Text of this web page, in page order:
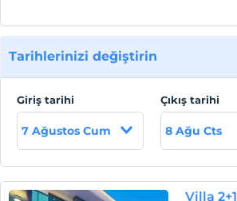
Tarihlerinizi değiştirin
Giriş tarihi
7 Ağustos Cum
Çıkış tarihi
8 Ağu Cts
Villa 2+1